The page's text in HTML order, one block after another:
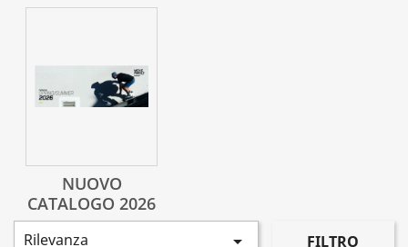
NUOVO
CATALOGO 2026
Rilevanza  FILTRO